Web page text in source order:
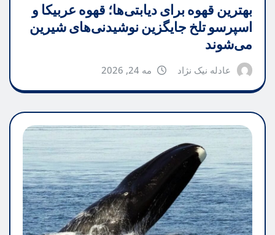
بهترین قهوه برای دیابتی‌ها؛ قهوه عربیکا و
اسپرسو تلخ جایگزین نوشیدنی‌های شیرین
می‌شوند
عادله نیک نژاد مه 24, 2026